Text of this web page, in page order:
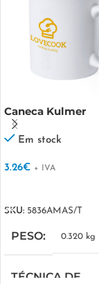
Caneca Kulmer
Em stock
3.26€ + IVA
SKU: 5836AMAS/T
PESO 0.320 kg
TÉCNICA DE